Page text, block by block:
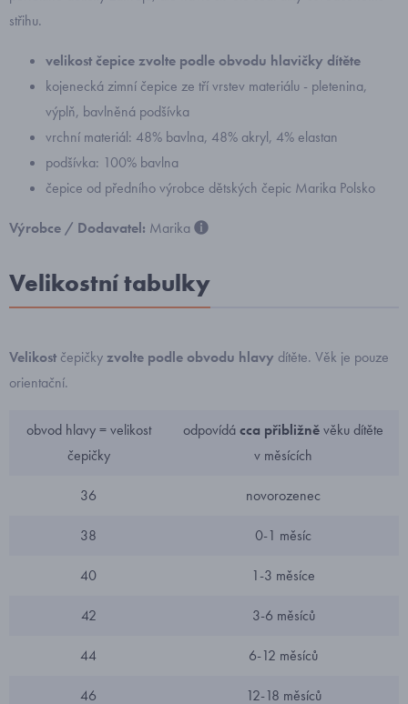
střihu.
velikost čepice zvolte podle obvodu hlavičky dítěte
kojenecká zimní čepice ze tří vrstev materiálu - pletenina,
výplň, bavlněná podšívka
vrchní materiál: 48% bavlna, 48% akryl, 4% elastan
podšívka: 100% bavlna
čepice od předního výrobce dětských čepic Marika Polsko
Výrobce / Dodavatel: Marika
Velikostní tabulky
Velikost čepičkyzvolte podle obvodu hlavy dítěte. Věk je pouze
orientační.
obvod hlavy = velikost
čepičky
odpovídácca přibližněvěku dítěte
v měsících
36 novorozenec
38 0-1 měsíc
40 1-3 měsíce
42 3-6 měsíců
44 6-12 měsíců
46 12-18 měsíců